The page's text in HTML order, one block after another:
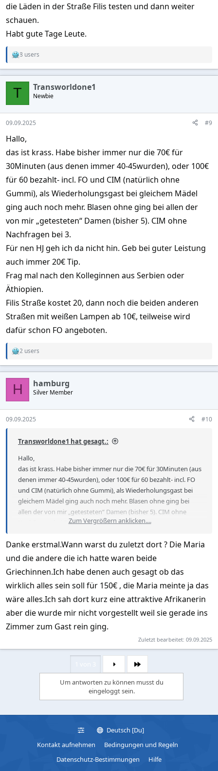
die Läden in der Straße Filis testen und dann weiter
schauen.
Habt gute Tage Leute.
R
c
o
n
s
:
8 users
T Transworldone1
Newbie
09.09.2025 #9
Hallo,
das ist krass. Habe bisher immer nur die 70€ für
30Minuten (aus denen immer 40-45wurden), oder 100€
für 60 bezahlt- incl. FO und CIM (natürlich ohne
Gummi), als Wiederholungsgast bei gleichem Mädel
ging auch noch mehr. Blasen ohne ging bei allen der
von mir „getesteten“ Damen (bisher 5). CIM ohne
Nachfragen bei 3.
Für nen HJ geh ich da nicht hin. Geb bei guter Leistung
auch immer 20€ Tip.
Frag mal nach den Kolleginnen aus Serbien oder
Äthiopien.
Filis Straße kostet 20, dann noch die beiden anderen
Straßen mit weißen Lampen ab 10€, teilweise wird
dafür schon FO angeboten.
R
c
o
n
s
:
2 users
H hamburg
Silver Member
09.09.2025 #10
Transworldone1 hat gesagt.:
Hallo,
das ist krass. Habe bisher immer nur die 70€ für 30Minuten (aus
denen immer 40-45wurden), oder 100€ für 60 bezahlt- incl. FO
und CIM (natürlich ohne Gummi), als Wiederholungsgast bei
gleichem Mädel ging auch noch mehr. Blasen ohne ging bei
allen der von mir „getesteten“ Damen (bisher 5). CIM ohne
Nachfragen bei 3.
immer 20€ Tip.
Frag mal nach den Kolleginnen aus Serbien oder Äthiopien.
mit weißen Lampen ab 10€, teilweise wird dafür schon FO
angeboten.
Zum Vergrößern anklicken....
Danke erstmal.Wann warst du zuletzt dort ? Die Maria
und die andere die ich hatte waren beide
Griechinnen.Ich habe denen auch gesagt ob das
wirklich alles sein soll für 150€ , die Maria meinte ja das
wäre alles.Ich sah dort kurz eine attraktive Afrikanerin
aber die wurde mir nicht vorgestellt weil sie gerade ins
Zimmer zum Gast rein ging.
Zuletzt bearbeitet: 09.09.2025
Letzte
Um antworten zu können musst du
eingeloggt sein.
Deutsch [Du]
Kontakt aufnehmen
Bedingungen und Regeln
Datenschutz-Bestimmungen
Hilfe